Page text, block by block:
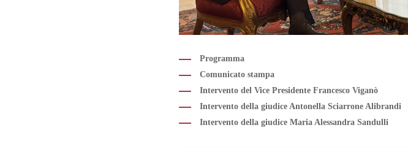
Programma
Comunicato stampa
Intervento del Vice Presidente Francesco Viganò
Intervento della giudice Antonella Sciarrone Alibrandi
Intervento della giudice Maria Alessandra Sandulli